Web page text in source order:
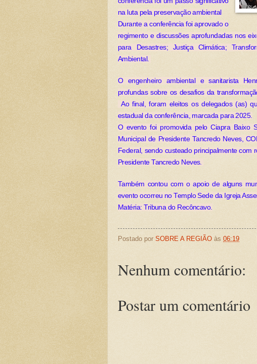
na luta pela preservação ambiental
Durante a conferência foi aprovado o
regimento e discussões aprofundadas nos
para Desastres; Justiça Climática;
Ambiental.
O engenheiro ambiental e sanitarista
profundas sobre os desafios da
Ao final, foram eleitos os delegados (as)
estadual da conferência, marcada para 2025.
O evento foi promovida pelo Ciapra Baixo
Municipal de Presidente Tancredo Neves,
Federal, sendo custeado principalmente com
Presidente Tancredo Neves.
Também contou com o apoio de alguns
evento ocorreu no Templo Sede da Igreja
Matéria: Tribuna do Recôncavo.
Postado por SOBRE A REGIÃO às 06:19
Nenhum comentário:
Postar um comentário